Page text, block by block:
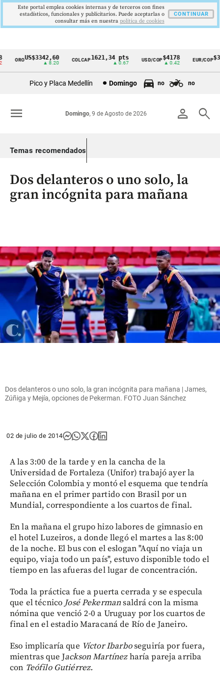
Cintillo
Colombia
OROUS$3342,60
▲ 8.20
COLCAP1621,34 pts
▲ 0.67
USD/COP$4178
▲ 0.42
EUR/COP
Pico y Placa Medellín Domingo no no
person search
Domingo, 9 de Agosto de 2026
menu
Temas recomendados
Dos delanteros o uno solo, la
gran incógnita para mañana
Dos delanteros o uno solo, la gran incógnita para mañana | James,
Zúñiga y Mejía, opciones de Pekerman. FOTO Juan Sánchez
02 de julio de 2014
A las 3:00 de la tarde y en la cancha de la
Universidad de Fortaleza (Unifor) trabajó ayer la
Selección Colombia y montó el esquema que tendría
mañana en el primer partido con Brasil por un
Mundial, correspondiente a los cuartos de final.
En la mañana el grupo hizo labores de gimnasio en
el hotel Luzeiros, a donde llegó el martes a las 8:00
de la noche. El bus con el eslogan "Aquí no viaja un
equipo, viaja todo un país", estuvo disponible todo el
tiempo en las afueras del lugar de concentración.
Toda la práctica fue a puerta cerrada y se especula
que el técnico José Pekermansaldrá con la misma
nómina que venció 2-0 a Uruguay por los cuartos de
final en el estadio Maracaná de Río de Janeiro.
Eso implicaría que Víctor Ibarboseguiría por fuera,
mientras que Jackson Martínezharía pareja arriba
con Teófilo Gutiérrez.
Este portal emplea cookies internas y de terceros con fines
estadísticos, funcionales y publicitarios. Puede aceptarlas o
consultar más en nuestra politica de cookies
CONTINUAR